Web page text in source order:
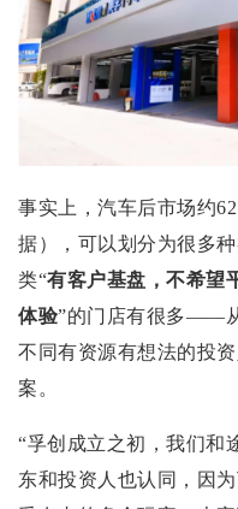
事实上，汽车后市场约
据），可以划分为很多
类“有客户基盘，不希望
体验”的门店有很多——
不同有资源有想法的投
案。
“孚创成立之初，我们和
东和投资人也认同，因